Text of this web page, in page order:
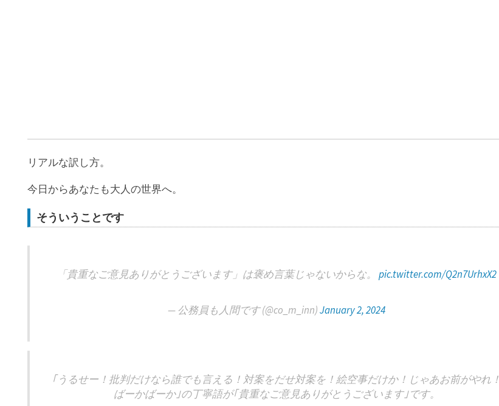
リアルな訳し方。
今日からあなたも大人の世界へ。
そういうことです
「貴重なご意見ありがとうございます」は褒め言葉じゃないからな。pic.twitter.com/Q2n7UrhxX2
— 公務員も人間です (@co_m_inn)January 2, 2024
｢うるせー！批判だけなら誰でも言える！対案をだせ対案を！絵空事だけか！じゃあお前がやれ！
ばーかばーか｣の丁寧語が｢貴重なご意見ありがとうございます｣です。